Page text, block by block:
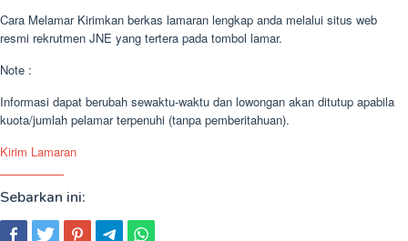
Cara Melamar Kirimkan berkas lamaran lengkap anda melalui situs web
resmi rekrutmen JNE yang tertera pada tombol lamar.
Note :
Informasi dapat berubah sewaktu-waktu dan lowongan akan ditutup apabila
kuota/jumlah pelamar terpenuhi (tanpa pemberitahuan).
Kirim Lamaran
Sebarkan ini: